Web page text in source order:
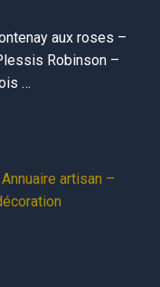
aux roses –
Robinson –
…
Annuaire artisan –